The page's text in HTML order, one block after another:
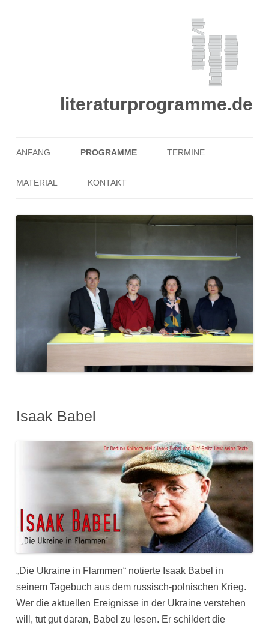
literaturprogramme.de
Inhalt
ANFANG PROGRAMME TERMINE
MATERIAL KONTAKT
Isaak Babel
„Die Ukraine in Flammen“ notierte Isaak Babel in
seinem Tagebuch aus dem russisch-polnischen Krieg.
Wer die aktuellen Ereignisse in der Ukraine verstehen
will, tut gut daran, Babel zu lesen. Er schildert die